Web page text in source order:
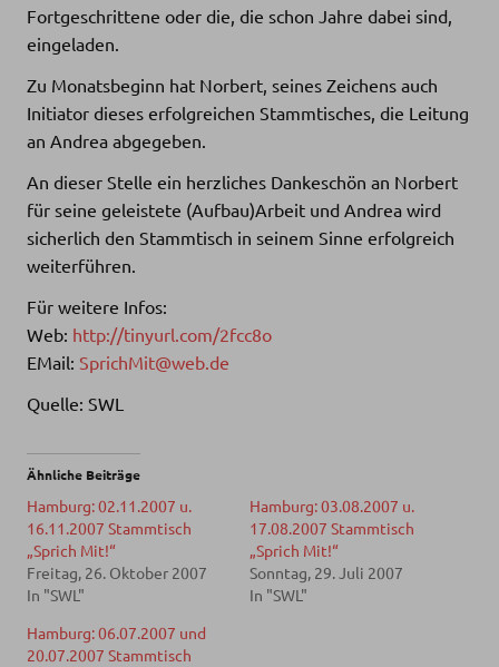
Fortgeschrittene oder die, die schon Jahre dabei sind,
eingeladen.
Zu Monatsbeginn hat Norbert, seines Zeichens auch
Initiator dieses erfolgreichen Stammtisches, die Leitung
an Andrea abgegeben.
An dieser Stelle ein herzliches Dankeschön an Norbert
für seine geleistete (Aufbau)Arbeit und Andrea wird
sicherlich den Stammtisch in seinem Sinne erfolgreich
weiterführen.
Für weitere Infos:
Web: http://tinyurl.com/2fcc8o
EMail: SprichMit@web.de
Quelle: SWL
Ähnliche Beiträge
Hamburg: 02.11.2007 u.
16.11.2007 Stammtisch
„Sprich Mit!“
Freitag, 26. Oktober 2007
In "SWL"
Hamburg: 03.08.2007 u.
17.08.2007 Stammtisch
„Sprich Mit!“
Sonntag, 29. Juli 2007
In "SWL"
Hamburg: 06.07.2007 und
20.07.2007 Stammtisch